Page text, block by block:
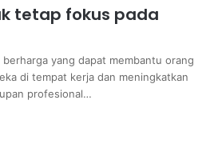
tetap fokus pada
berharga yang dapat membantu orang
di tempat kerja dan meningkatkan
profesional…